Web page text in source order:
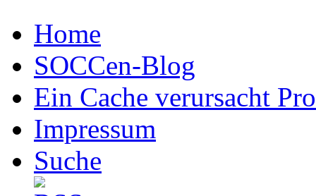
Home
SOCCen-Blog
Ein Cache verursacht
Impressum
Suche